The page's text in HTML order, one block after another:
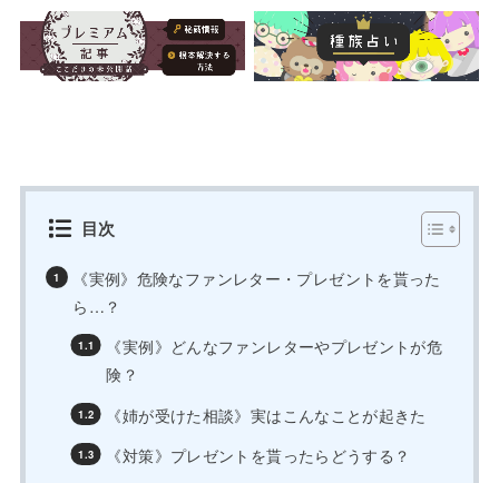
目次
《実例》危険なファンレター・プレゼントを貰った
ら…？
《実例》どんなファンレターやプレゼントが危
険？
《姉が受けた相談》実はこんなことが起きた
《対策》プレゼントを貰ったらどうする？